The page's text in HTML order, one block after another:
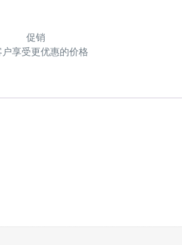
促销
户享受更优惠的价格